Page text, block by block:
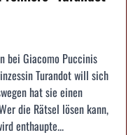
bei Giacomo Puccinis
Turandot will sich
hat sie einen
die Rätsel lösen kann,
enthaupte...